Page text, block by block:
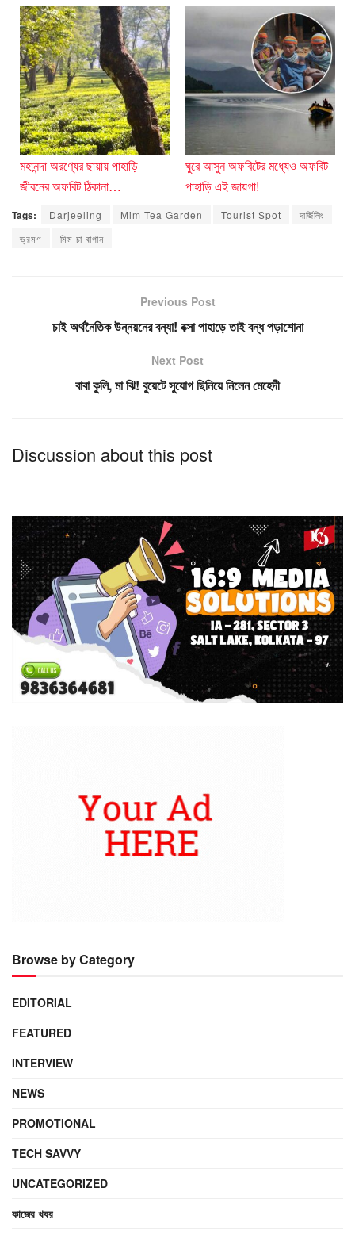
মহানন্দা অরণ্যের ছায়ায় পাহাড়ি
জীবনের অফবিট ঠিকানা…
ঘুরে আসুন অফবিটের মধ্যেও অফবিট
পাহাড়ি এই জায়গা!
Tags: Darjeeling Mim Tea Garden Tourist Spot
দার্জিলিং
ভ্রমণ
মিম চা বাগান
Previous Post
চাই অর্থনৈতিক উন্নয়নের বন্যা! বক্সা পাহাড়ে তাই বন্ধ পড়াশোনা
Next Post
বাবা কুলি, মা ঝি! বুয়েটে সুযোগ ছিনিয়ে নিলেন মেহেদী
Discussion about this post
Browse by Category
EDITORIAL
FEATURED
INTERVIEW
NEWS
PROMOTIONAL
TECH SAVVY
UNCATEGORIZED
কাজের খবর